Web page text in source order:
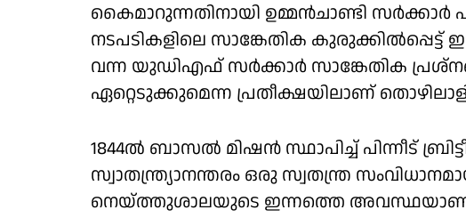
കൈമാറുന്നതിനായി ഉമ്മൻചാണ്ടി സർക്കാർ
നടപടികളിലെ സാങ്കേതിക
വന്ന യുഡിഎഫ് സർക്കാർ സാങ്കേതിക
ഏറ്റെടുക്കുമെന്ന പ്രതീക്ഷയിലാണ്
1844ൽ ബാസൽ മിഷൻ സ്ഥാപിച്ച് പിന്നീട്
സ്വാതന്ത്ര്യാനന്തരം ഒരു സ്വതന്ത്ര
നെയ്ത്തുശാലയുടെ ഇന്നത്തെ